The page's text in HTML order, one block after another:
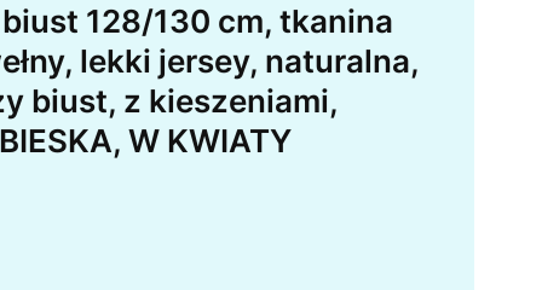
128/130 cm, tkanina
lekki jersey, naturalna,
biust, z kieszeniami,
W KWIATY